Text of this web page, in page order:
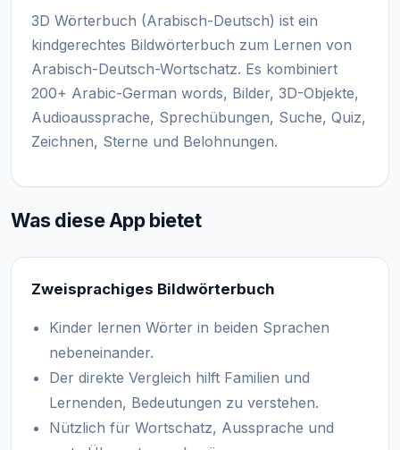
3D Wörterbuch (Arabisch-Deutsch) ist ein
kindgerechtes Bildwörterbuch zum Lernen von
Arabisch-Deutsch-Wortschatz. Es kombiniert
200+ Arabic-German words, Bilder, 3D-Objekte,
Audioaussprache, Sprechübungen, Suche, Quiz,
Zeichnen, Sterne und Belohnungen.
Was diese App bietet
Zweisprachiges Bildwörterbuch
Kinder lernen Wörter in beiden Sprachen
nebeneinander.
Der direkte Vergleich hilft Familien und
Lernenden, Bedeutungen zu verstehen.
Nützlich für Wortschatz, Aussprache und